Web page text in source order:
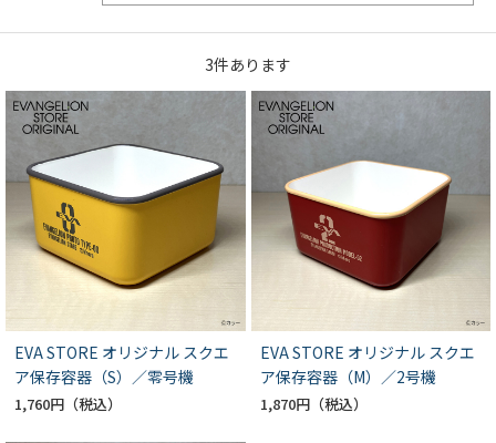
3件あります
EVA STORE オリジナル スクエ
ア保存容器（S）／零号機
1,760円
EVA STORE オリジナル スクエ
ア保存容器（M）／2号機
1,870円